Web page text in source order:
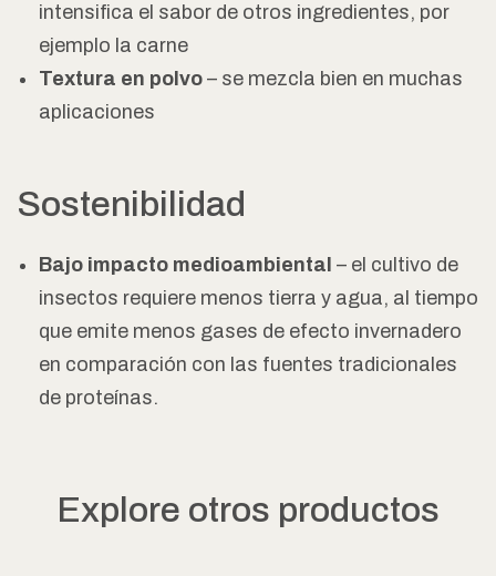
intensifica el sabor de otros ingredientes, por
ejemplo la carne
Textura en polvo – se mezcla bien en muchas
aplicaciones
Sostenibilidad
Bajo impacto medioambiental – el cultivo de
insectos requiere menos tierra y agua, al tiempo
que emite menos gases de efecto invernadero
en comparación con las fuentes tradicionales
de proteínas.
Explore otros productos